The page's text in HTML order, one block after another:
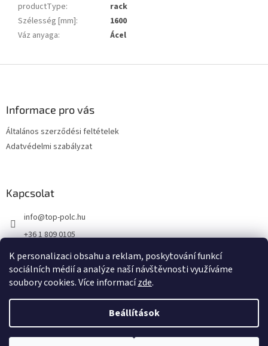
K personalizaci obsahu a reklam, poskytování funkcí
sociálních médií a analýze naší návštěvnosti využíváme
soubory cookies. Více informacízde.
Beállítások
productType:
rack
Szélesség [mm]:
1600
Váz anyaga: Ácel
Informace pro vás
Általános szerződési feltételek
Adatvédelmi szabályzat
Kapcsolat
info@top-polc.hu
+36 1 809 0105
Copyright 2026top-polc.hu. Minden jog fenntartva.Süti beállítások